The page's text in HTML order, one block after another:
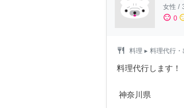
女性 /
sentiment_satisfied 0
restaurant 料理 ▸ 料理代行・
料理代行します！
神奈川県